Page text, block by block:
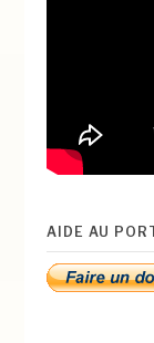
AIDE AU